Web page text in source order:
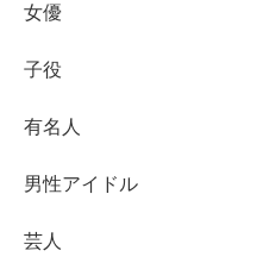
本 名：髙橋塁（たかは
生年月日：2000年1月14
血 液 型：A型
女優
子役
有名人
男性アイドル
芸人